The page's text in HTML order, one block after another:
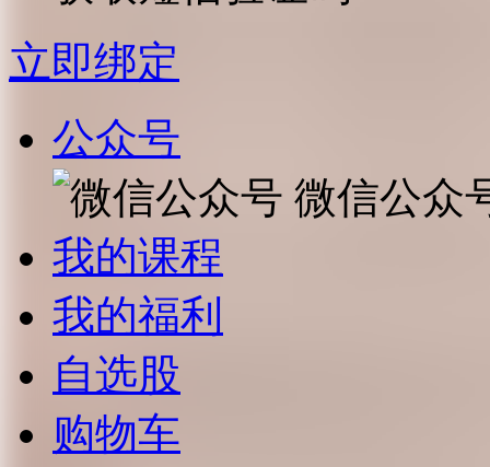
立即绑定
公众号
微信公众
我的课程
我的福利
自选股
购物车